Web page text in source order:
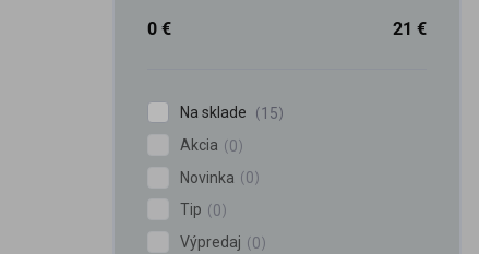
0 € 21 €
Na sklade
15
Akcia
0
Novinka
0
Tip
0
Výpredaj
0